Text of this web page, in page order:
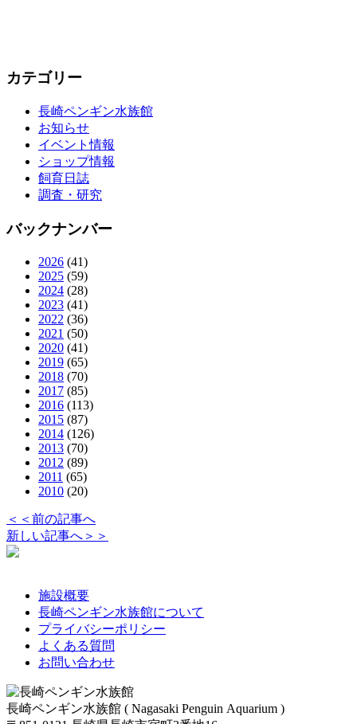
カテゴリー
長崎ペンギン水族館
お知らせ
イベント情報
ショップ情報
飼育日誌
調査・研究
バックナンバー
2026 (41)
2025 (59)
2024 (28)
2023 (41)
2022 (36)
2021 (50)
2020 (41)
2019 (65)
2018 (70)
2017 (85)
2016 (113)
2015 (87)
2014 (126)
2013 (70)
2012 (89)
2011 (65)
2010 (20)
＜＜前の記事へ
新しい記事へ＞＞
施設概要
長崎ペンギン水族館について
プライバシーポリシー
よくある質問
お問い合わせ
長崎ペンギン水族館 ( Nagasaki Penguin Aquarium )